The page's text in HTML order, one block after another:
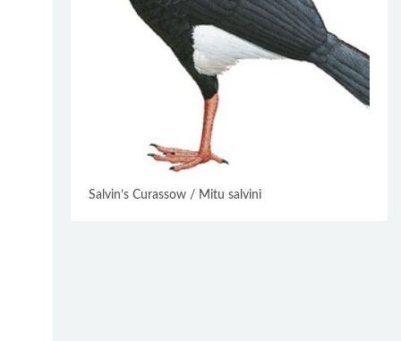
Salvin’s Curassow / Mitu salvini